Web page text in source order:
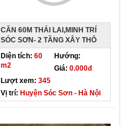
CĂN 60M THÁI LAI,MINH TRÍ
SÓC SƠN- 2 TẦNG XÂY THÔ
Diện tích: 60
m2
Hướng:
Giá: 0.000đ
Lượt xem: 345
Vị trí: Huyện Sóc Sơn - Hà Nội